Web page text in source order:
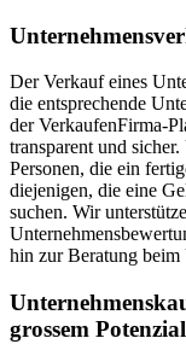
Der Verkauf eines
die entsprechende
der VerkaufenFirma-
transparent und
Personen, die ein
diejenigen, die eine
suchen. Wir
hin zur Beratung beim
grossem Potenzial